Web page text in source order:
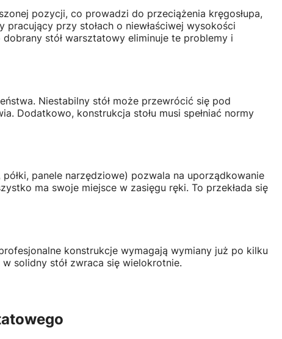
pozycji, co prowadzi do przeciążenia kręgosłupa,
przy stołach o niewłaściwej wysokości
stół warsztatowy eliminuje te problemy i
Niestabilny stół może przewrócić się pod
Dodatkowo, konstrukcja stołu musi spełniać normy
panele narzędziowe) pozwala na uporządkowanie
ma swoje miejsce w zasięgu ręki. To przekłada się
konstrukcje wymagają wymiany już po kilku
solidny stół zwraca się wielokrotnie.